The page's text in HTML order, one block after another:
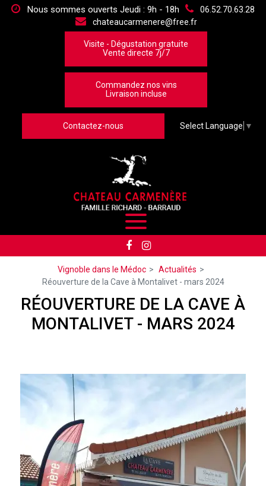
Nous sommes ouverts Jeudi : 9h - 18h
06.52.70.63.28
chateaucarmenere@free.fr
Visite - Dégustation gratuite
Vente directe 7j/7
Commandez nos vins
Livraison incluse
Contactez-nous Select Language ▼
Vignoble dans le Médoc
Actualités
Réouverture de la Cave à Montalivet - mars 2024
RÉOUVERTURE DE LA CAVE À
MONTALIVET - MARS 2024
Panneau de gestion des cookies